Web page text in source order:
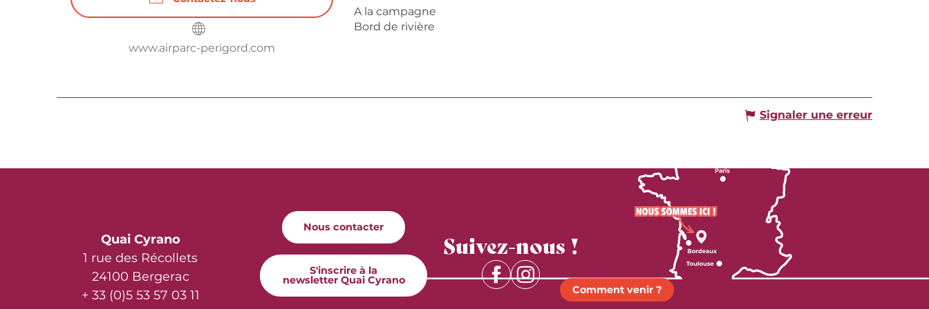
www.airparc-perigord.com
A la campagne
Bord de rivière
Signaler une erreur
Quai Cyrano
1 rue des Récollets
24100 Bergerac
+ 33 (0)5 53 57 03 11
Nous contacter
S'inscrire à la
newsletter Quai Cyrano
Suivez-nous !
Comment venir ?